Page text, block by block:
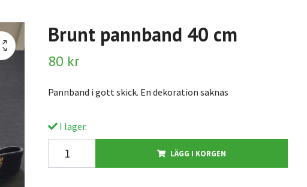
Brunt pannband 40 cm
80 kr
Pannband i gott skick. En dekoration saknas
I lager.
LÄGG I KORGEN